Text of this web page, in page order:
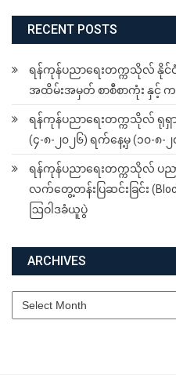
RECENT POSTS
ရန်ကုန်ပညာရေးတက္ကသိုလ် နိုင်
အထိမ်းအမှတ် စာစီစာကုံး နှင့် က
ရန်ကုန်ပညာရေးတက္ကသိုလ် ရုရှ
(၄-၈-၂၀၂၆) ရက်နေ့မှ (၁၀-၈-
ရန်ကုန်ပညာရေးတက္ကသိုလ် ပ
လက်တွေ့တန်းပြဆင်းခြင်း
ဩဝါဒခံယူပွဲ
ARCHIVES
Archives